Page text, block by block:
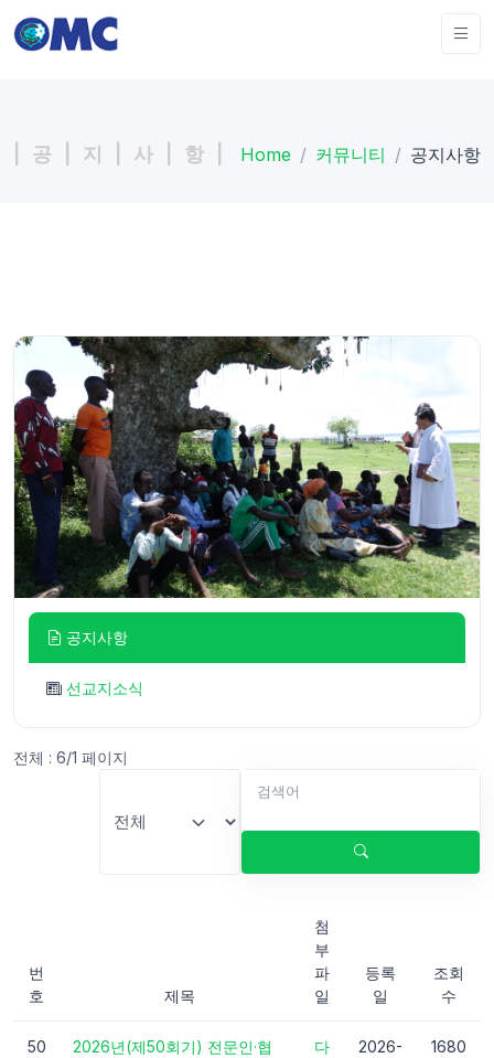
| 공 | 지 | 사 | 항 | Home 커뮤니티 공지사항
공지사항
선교지소식
전체 : 6/1 페이지
번
호
제목
첨
부
파
일
등록
일
조회
수
50
2026년(제50회기) 전문인·협
다
2026-
1680